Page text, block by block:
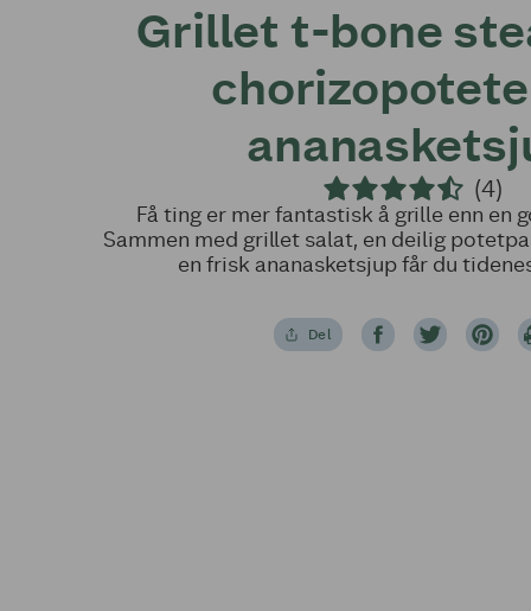
Grillet t-bone
(4)
Få ting er mer fantastisk å grille enn en
Sammen med grillet salat, en deilig
en frisk ananasketsjup får du
Del